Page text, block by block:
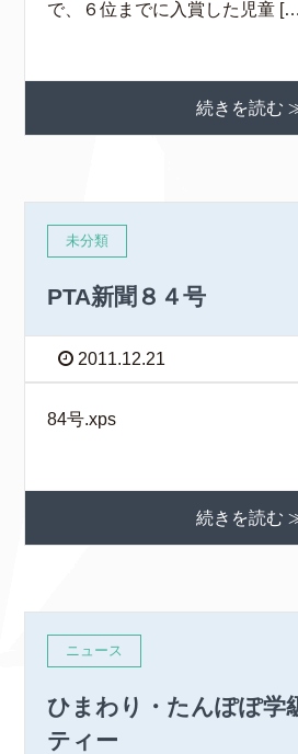
で、６位までに入賞した児童
続きを読む
未分類
PTA新聞８４号
2011.12.21
84号.xps
続きを読む
ニュース
ひまわり・たんぽぽ
ティー